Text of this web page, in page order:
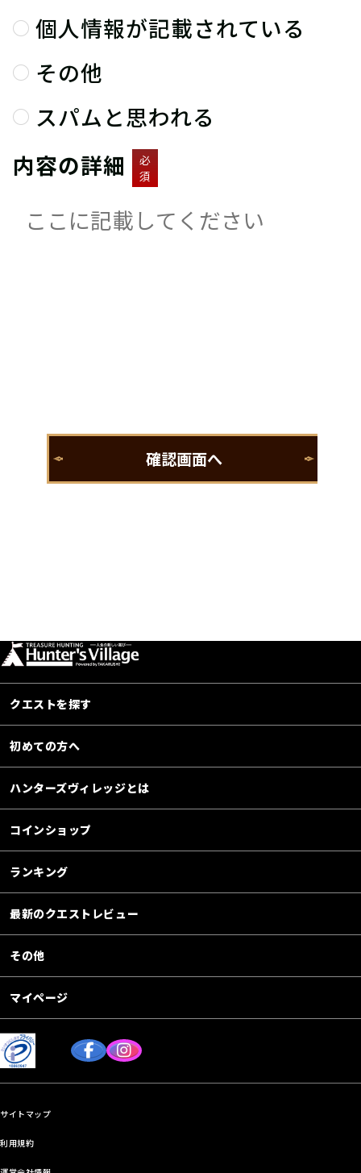
個人情報が記載されている
その他
スパムと思われる
内容の詳細
必
須
クエストを探す
初めての方へ
ハンターズヴィレッジとは
コインショップ
ランキング
最新のクエストレビュー
その他
マイページ
サイトマップ
利用規約